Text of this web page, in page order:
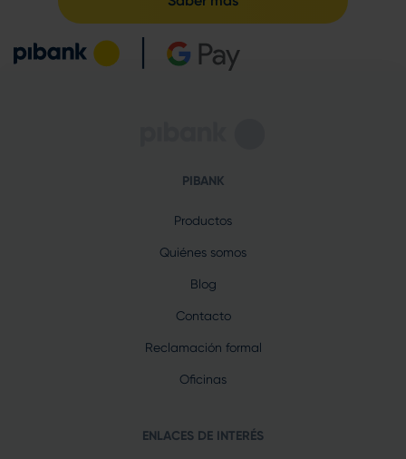
PIBANK
Productos
Quiénes somos
Blog
Contacto
Reclamación formal
Oficinas
ENLACES DE INTERÉS